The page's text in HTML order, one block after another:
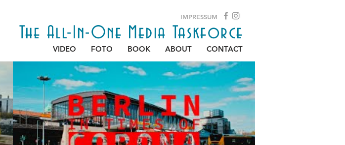
IMPRESSUM
VIDEO FOTO BOOK ABOUT CONTACT
The All-In-One Media Taskforce